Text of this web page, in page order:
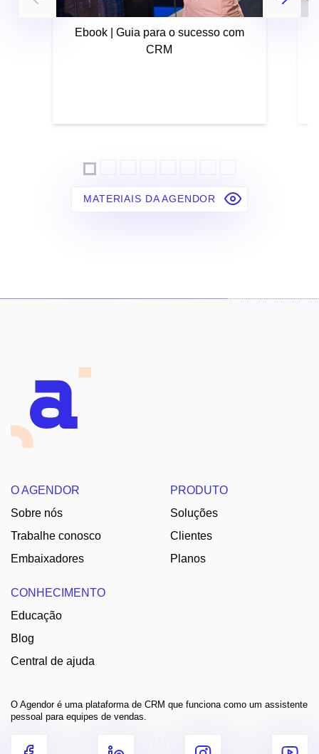
Ebook | Guia para o sucesso com
CRM
MATERIAIS DA AGENDOR
O AGENDOR
Sobre nós
Trabalhe conosco
Embaixadores
PRODUTO
Soluções
Clientes
Planos
CONHECIMENTO
Educação
Blog
Central de ajuda
O Agendor é uma plataforma de CRM que funciona como um assistente
pessoal para equipes de vendas.